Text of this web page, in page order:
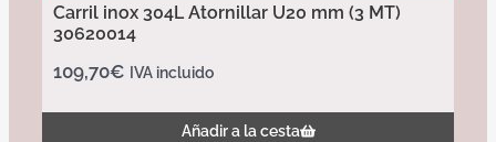
Carril inox 304L Atornillar U20 mm (3 MT)
30620014
109,70€ IVA incluido
Añadir a la cesta